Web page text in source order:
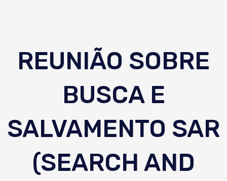
REUNIÃO SOBRE
BUSCA E
SALVAMENTO SAR
(SEARCH AND